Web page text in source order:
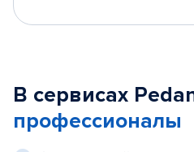
В сервисах
профессионалы